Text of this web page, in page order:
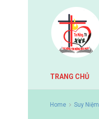
TRANG CHỦ
Home Suy Niệm